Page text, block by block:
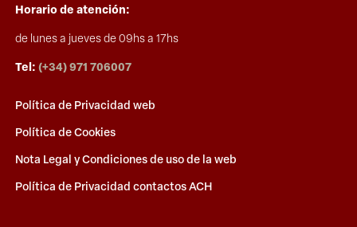
Horario de atención:
de lunes a jueves de 09hs a 17hs
Tel:(+34) 971 706007
Política de Privacidad web
Política de Cookies
Nota Legal y Condiciones de uso de la web
Política de Privacidad contactos ACH